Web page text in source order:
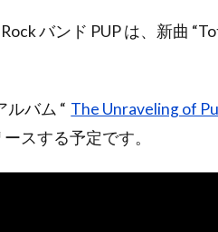
バンド PUP は、新曲
ルバム “ The Unraveling of
スする予定です。